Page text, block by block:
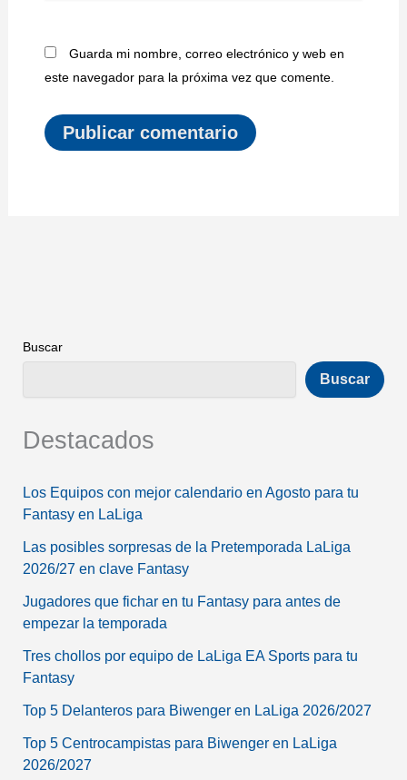
Guarda mi nombre, correo electrónico y web en
este navegador para la próxima vez que comente.
Buscar
Buscar
Destacados
Los Equipos con mejor calendario en Agosto para tu
Fantasy en LaLiga
Las posibles sorpresas de la Pretemporada LaLiga
2026/27 en clave Fantasy
Jugadores que fichar en tu Fantasy para antes de
empezar la temporada
Tres chollos por equipo de LaLiga EA Sports para tu
Fantasy
Top 5 Delanteros para Biwenger en LaLiga 2026/2027
Top 5 Centrocampistas para Biwenger en LaLiga
2026/2027